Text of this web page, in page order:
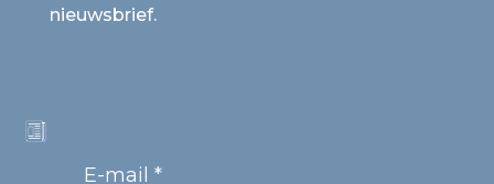
nieuwsbrief.
E-mail *